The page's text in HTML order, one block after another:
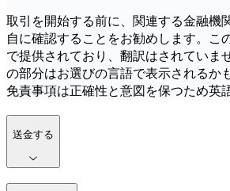
取引を開始する前に、関連する金融機
自に確認することをお勧めします。こ
で提供されており、翻訳はされていま
の部分はお選びの言語で表示されるか
免責事項は正確性と意図を保つため英
送金する